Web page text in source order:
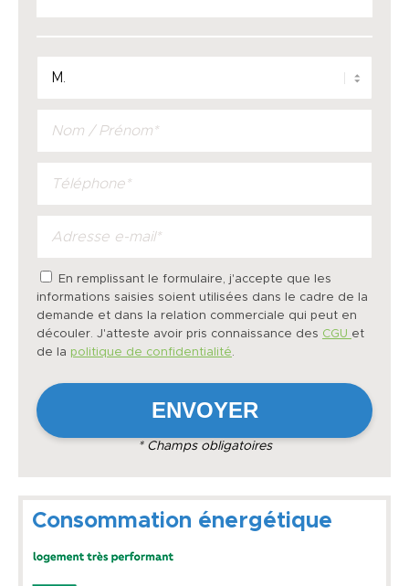
En remplissant le formulaire, j'accepte que les
informations saisies soient utilisées dans le cadre de la
demande et dans la relation commerciale qui peut en
découler. J'atteste avoir pris connaissance des CGU et
de la politique de confidentialité
* Champs obligatoires
Consommation énergétique